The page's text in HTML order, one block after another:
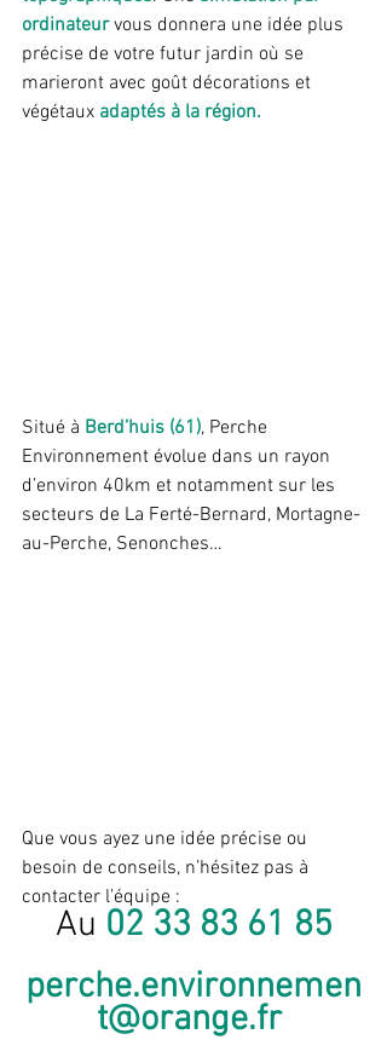
ordinateur vous donnera une idée plus
précise de votre futur jardin où se
marieront avec goût décorations et
végétaux adaptés à la région.
Situé à Berd’huis (61), Perche
Environnement évolue dans un rayon
d’environ 40km et notamment sur les
secteurs de La Ferté-Bernard, Mortagne-
au-Perche, Senonches…
Que vous ayez une idée précise ou
besoin de conseils, n’hésitez pas à
contacter l’équipe :
Au 02 33 83 61 85
perche.environnemen
t@orange.fr